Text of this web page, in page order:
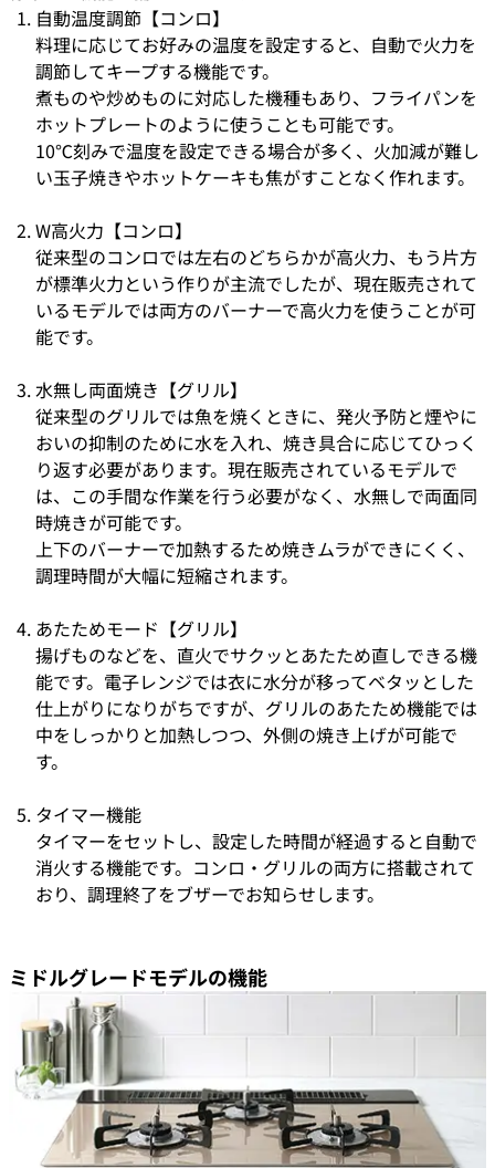
自動温度調節【コンロ】
料理に応じてお好みの温度を設定すると、自動で火力を
調節してキープする機能です。
煮ものや炒めものに対応した機種もあり、フライパンを
ホットプレートのように使うことも可能です。
10℃刻みで温度を設定できる場合が多く、火加減が難し
い玉子焼きやホットケーキも焦がすことなく作れます。
W高火力【コンロ】
従来型のコンロでは左右のどちらかが高火力、もう片方
が標準火力という作りが主流でしたが、現在販売されて
いるモデルでは両方のバーナーで高火力を使うことが可
能です。
水無し両面焼き【グリル】
従来型のグリルでは魚を焼くときに、発火予防と煙やに
おいの抑制のために水を入れ、焼き具合に応じてひっく
り返す必要があります。現在販売されているモデルで
は、この手間な作業を行う必要がなく、水無しで両面同
時焼きが可能です。
上下のバーナーで加熱するため焼きムラができにくく、
調理時間が大幅に短縮されます。
あたためモード【グリル】
揚げものなどを、直火でサクッとあたため直しできる機
能です。電子レンジでは衣に水分が移ってベタッとした
仕上がりになりがちですが、グリルのあたため機能では
中をしっかりと加熱しつつ、外側の焼き上げが可能で
す。
タイマー機能
タイマーをセットし、設定した時間が経過すると自動で
消火する機能です。コンロ・グリルの両方に搭載されて
おり、調理終了をブザーでお知らせします。
ミドルグレードモデルの機能